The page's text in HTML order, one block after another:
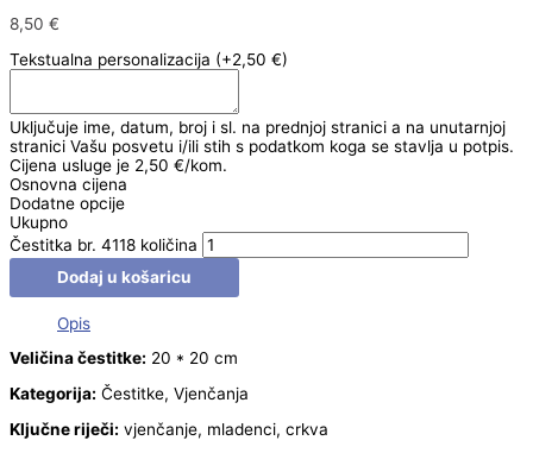
8,50 €
Tekstualna personalizacija (+2,50 €)
Uključuje ime, datum, broj i sl. na prednjoj stranici a na unutarnjoj
stranici Vašu posvetu i/ili stih s podatkom koga se stavlja u potpis.
Cijena usluge je 2,50 €/kom.
Osnovna cijena
Dodatne opcije
Ukupno
Čestitka br. 4118 količina
Dodaj u košaricu
Opis
Veličina čestitke: 20 * 20 cm
Kategorija: Čestitke, Vjenčanja
Ključne riječi: vjenčanje, mladenci, crkva